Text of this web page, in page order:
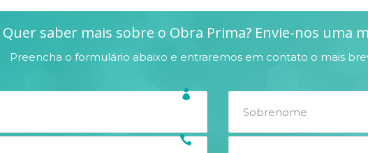
Quer saber mais sobre o Obra Prima? Envie-nos uma
Preencha o formulário abaixo e entraremos em contato o mais